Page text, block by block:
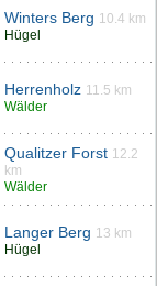
Winters Berg 10.4 km
Hügel
Herrenholz 11.5 km
Wälder
Qualitzer Forst 12.2
km
Wälder
Langer Berg 13 km
Hügel